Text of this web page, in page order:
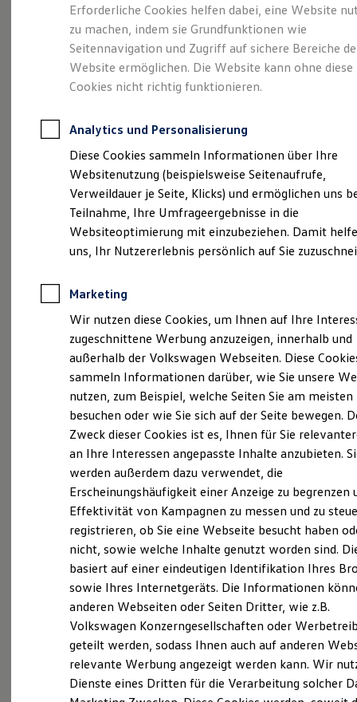
Leasing
Leasing-Angebote
Gebrauchtwagen Leasing
Junge Gebrauchtwagen-Leasing
Elektroauto Leasing
Kleinwagen-Leasing
Leasing ohne Anzahlung
Autokredit mit Schlussrate
Versicherungen und Garantien
Kfz-Versicherung
Restschuldversicherungen
Garantien
Wartungsverträge
Geschäftskunden
Professional Class bei Volkswagen
Großkunden
Behörden
Anpfiff zum Gewinn
Elektroautos
ID. Tutorials
Elektrofahrzeugkonzepte
Reichweite
Reichweite der ID. Modelle
Reichweite im Winter
Laden
Laden unterwegs
Laden Zuhause
Ladezeitensimulator
Batterie
Sicherheit
Garantie und Lebensdauer
Nachhaltigkeit
Technologie
Kosten und Kauf
Verbrauchskosten
Kaufoptionen
E-Auto-Förderung
Software und Konnektivität
Die ID. Software 6
ID. Software Versionen und Updates
Digitale Extras
Schnittstellen zu Ihrem ID.
Wir sind Ihr Unfall
Spezialist
Impressum & Rechtliches)
Fleischhauer - Ihr Unfall
Spezialist
Mit den Fleischhauer Unfall Spezialisten finden
Sie den idealen Ansprechpartner rund um alle
Instandsetzungen und Reparaturen, die nach
einem Unfall mit Ihrem Fahrzeug vorkommen
können. Unsere neun VolkswagenStandorte
wurden mit dem exklusiven Titel „Unfall
Spezialist“ seitensVolkswagenausgezeichnet
und erfüllen damit die strengen ServiceVorgaben
des Herstellers.
Moderne Automobile sind HighTech-Produkte,
ihre komplexen Schutzsysteme gewährleisten
optimale Sicherheit und verringern Unfallfolgen
für Mensch und Material. Eine unsachgemäße
Unfallreparatur kann nicht nur großen Ärger für
alle Beteiligten verursachen, sondern stellt auch
Erforderliche Cookies helfen dabei, eine Website
zu machen, indem sie Grundfunktionen wie
Seitennavigation und Zugriff auf sichere Bereiche
Website ermöglichen. Die Website kann ohne diese
Cookies nicht richtig funktionieren.
Analytics und Personalisierung
Diese Cookies sammeln Informationen über Ihre
Websitenutzung (beispielsweise Seitenaufrufe,
Verweildauer je Seite, Klicks) und ermöglichen uns
Teilnahme, Ihre Umfrageergebnisse in die
Websiteoptimierung mit einzubeziehen. Damit
uns, Ihr Nutzererlebnis persönlich auf Sie
Marketing
Wir nutzen diese Cookies, um Ihnen auf Ihre
zugeschnittene Werbung anzuzeigen, innerhalb und
außerhalb der Volkswagen Webseiten. Diese
sammeln Informationen darüber, wie Sie unsere
nutzen, zum Beispiel, welche Seiten Sie am meisten
besuchen oder wie Sie sich auf der Seite bewegen.
Zweck dieser Cookies ist es, Ihnen für Sie
an Ihre Interessen angepasste Inhalte anzubieten.
werden außerdem dazu verwendet, die
Erscheinungshäufigkeit einer Anzeige zu begrenzen
Effektivität von Kampagnen zu messen und zu
registrieren, ob Sie eine Webseite besucht haben
nicht, sowie welche Inhalte genutzt worden sind.
basiert auf einer eindeutigen Identifikation Ihres
sowie Ihres Internetgeräts. Die Informationen
anderen Webseiten oder Seiten Dritter, wie z.B.
Volkswagen Konzerngesellschaften oder
geteilt werden, sodass Ihnen auch auf anderen
relevante Werbung angezeigt werden kann. Wir
Dienste eines Dritten für die Verarbeitung solcher